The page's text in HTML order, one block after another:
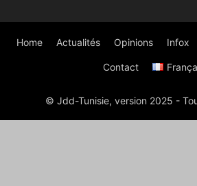
Home Actualités Opinions Infox
Contact
© Jdd-Tunisie, version 2025 -